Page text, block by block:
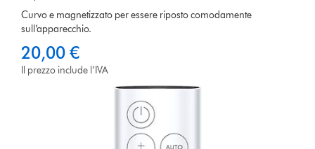
Curvo e magnetizzato per essere riposto comodamente
sull’apparecchio.
20,00 €
Il prezzo include l’IVA